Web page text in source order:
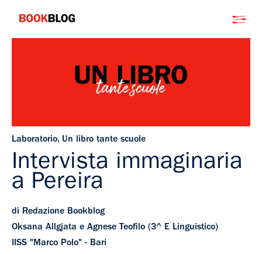
contenuto
Bookblog
Laboratorio, Un libro tante scuole
Intervista immaginaria
a Pereira
di Redazione Bookblog
Oksana Allgjata e Agnese Teofilo (3^ E Linguistico)
IISS "Marco Polo" - Bari